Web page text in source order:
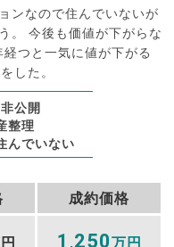
ンなので住んでいないが
。 今後も価値が下がらな
つと一気に値が下がる
した。
公開
整理
んでいない
成約価格
1 ,250万円